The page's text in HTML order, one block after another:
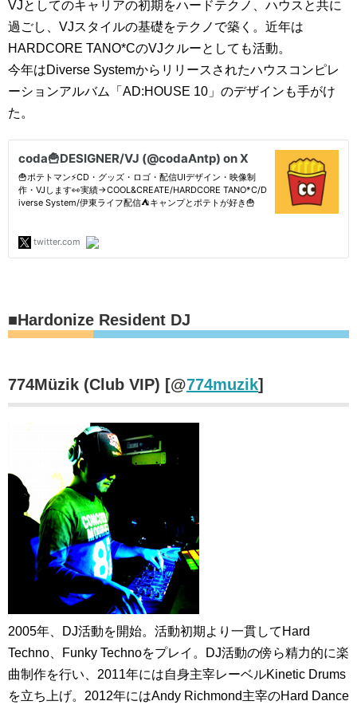
VJとしてのキャリアの初期をハードテクノ、ハウスと共に
過ごし、VJスタイルの基礎をテクノで築く。近年は
HARDCORE TANO*CのVJクルーとしても活動。
今年はDiverse Systemからリリースされたハウスコンピレ
ーションアルバム「AD:HOUSE 10」のデザインも手がけ
た。
■Hardonize Resident DJ
774Müzik (Club VIP) [@774muzik]
2005年、DJ活動を開始。活動初期より一貫してHard
Techno、Funky Technoをプレイ。DJ活動の傍ら精力的に楽
曲制作を行い、2011年には自身主宰レーベルKinetic Drums
を立ち上げ。2012年にはAndy Richmond主宰のHard Dance